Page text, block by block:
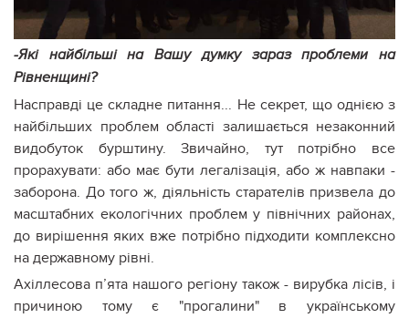
-Які найбільші на Вашу думку зараз проблеми на
Рівненщині?
Насправді це складне питання... Не секрет, що однією з
найбільших проблем області залишається незаконний
видобуток бурштину. Звичайно, тут потрібно все
прорахувати: або має бути легалізація, або ж навпаки -
заборона. До того ж, діяльність старателів призвела до
масштабних екологічних проблем у північних районах,
до вирішення яких вже потрібно підходити комплексно
на державному рівні.
Ахіллесова п’ята нашого регіону також - вирубка лісів, і
причиною тому є "прогалини" в українському